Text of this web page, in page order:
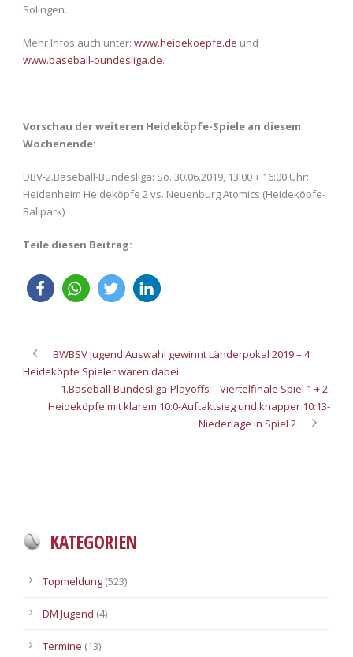
Solingen.
Mehr Infos auch unter: www.heidekoepfe.de und
www.baseball-bundesliga.de.
Vorschau der weiteren Heideköpfe-Spiele an diesem
Wochenende:
DBV-2.Baseball-Bundesliga: So. 30.06.2019, 13:00 + 16:00 Uhr:
Heidenheim Heideköpfe 2 vs. Neuenburg Atomics (Heideköpfe-
Ballpark)
Teile diesen Beitrag:
BWBSV Jugend Auswahl gewinnt Länderpokal 2019 – 4
Heideköpfe Spieler waren dabei
1.Baseball-Bundesliga-Playoffs – Viertelfinale Spiel 1 + 2:
Heideköpfe mit klarem 10:0-Auftaktsieg und knapper 10:13-
Niederlage in Spiel 2
KATEGORIEN
Topmeldung (523)
DM Jugend (4)
Termine (13)